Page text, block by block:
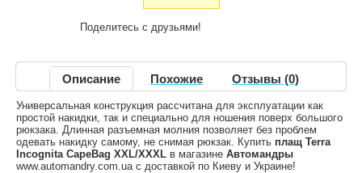
Поделитесь с друзьями!
Описание Похожие Отзывы (0)
Универсальная конструкция рассчитана для эксплуатации как
простой накидки, так и специально для ношения поверх большого
рюкзака. Длинная разъемная молния позволяет без проблем
одевать накидку самому, не снимая рюкзак. Купить плащ Terra
Incognita CapeBag XXL/XXXL в магазине Автомандры
www.automandry.com.ua с доставкой по Киеву и Украине!